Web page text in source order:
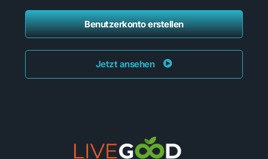
Benutzerkonto erstellen
Jetzt ansehen